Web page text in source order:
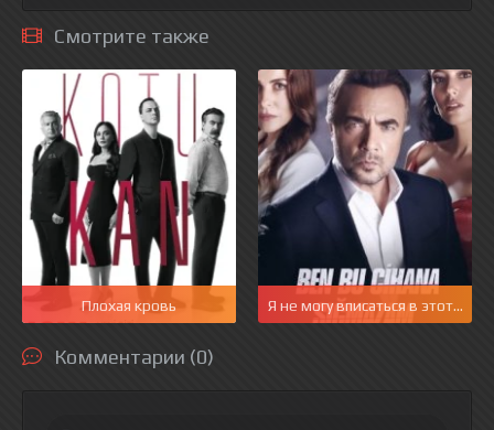
Смотрите также
Плохая кровь Я не могу вписаться в этот мир
Комментарии (0)